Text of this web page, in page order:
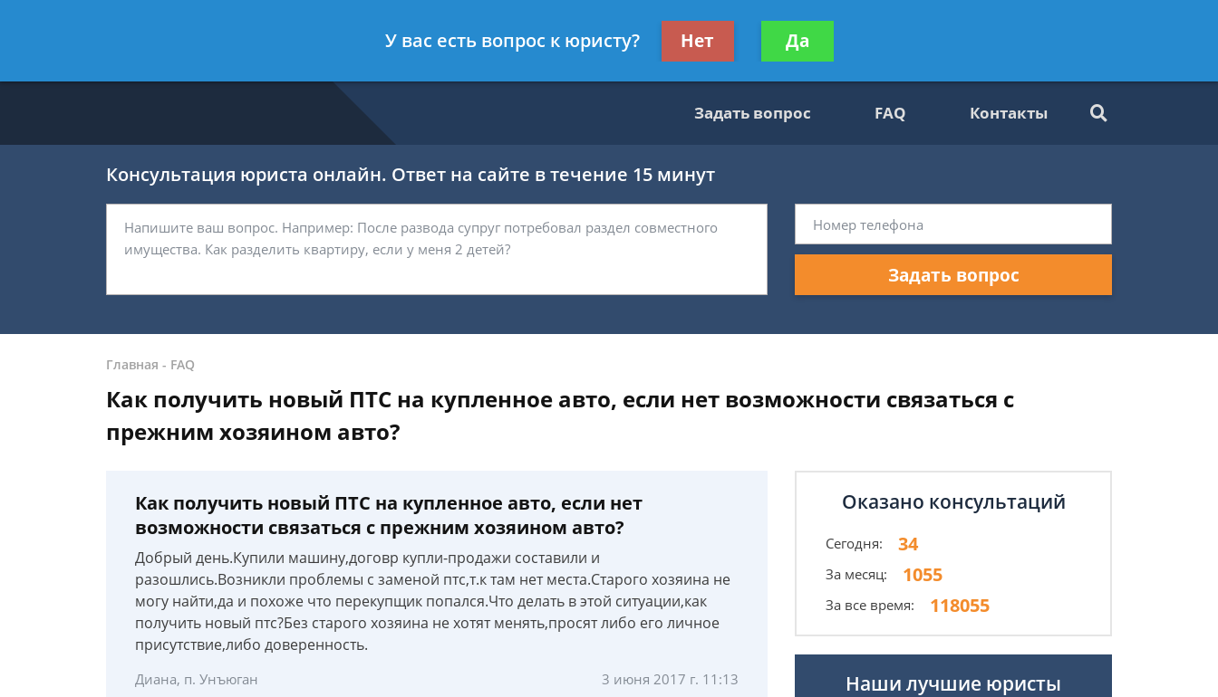
- Автоюрист, защитник
Получите консультацию
бесплатно
Задать вопрос FAQ Контакты
Консультация юриста онлайн. Ответ на сайте в течение 15 минут
Задать вопрос
Главная - FAQ
Как получить новый ПТС на купленное авто, если нет возможности связаться с
прежним хозяином авто?
Как получить новый ПТС на купленное авто, если нет
возможности связаться с прежним хозяином авто?
Добрый день.Купили машину,договр купли-продажи составили и
разошлись.Возникли проблемы с заменой птс,т.к там нет места.Старого хозяина не
могу найти,да и похоже что перекупщик попался.Что делать в этой ситуации,как
получить новый птс?Без старого хозяина не хотят менять,просят либо его личное
присутствие,либо доверенность.
Диана, п. Унъюган 3 июня 2017 г. 11:13
Оказано консультаций
Сегодня: 34
За месяц: 1055
За все время: 118055
Наши лучшие юристы
У вас есть вопрос к юристу? Нет Да